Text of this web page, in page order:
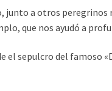
junto a otros
que nos ayudó a
sepulcro del famoso